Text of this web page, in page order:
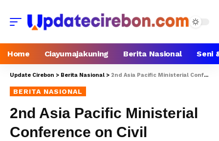
Home Ciayumajakuning Berita Nasional Seni
Update Cirebon > Berita Nasional > 2nd Asia Pacific Ministerial Conference on Civil Aviation_Kemenhub Aktif Berkontribusi dalam Penyusunan _Delhi Ministerial Declaration 2024
BERITA NASIONAL
2nd Asia Pacific Ministerial
Conference on Civil